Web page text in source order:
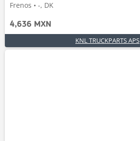
Frenos • -, DK
4,636 MXN
KNL TRUCKPARTS APS